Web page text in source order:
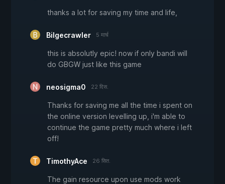
thanks a lot for saving my time and life,
Bilgecrawler 5 मार्च
this is absolutly epic! now if only bandi will
do GBGW just like this game
neosigma0 22 दिस.
Thanks for saving me all the time i spent on
the online version levelling up, i'm able to
continue the game pretty much where i left
off!
TimothyAce 26 सित.
The gain resource upon use mods work